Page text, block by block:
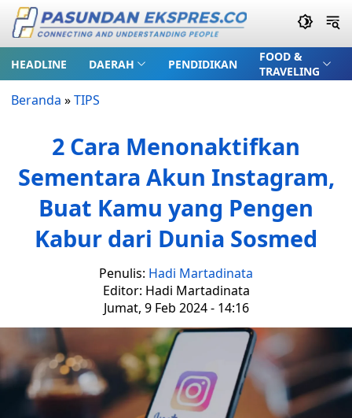
HEADLINE DAERAH PENDIDIKAN
FOOD &
TRAVELING
Beranda »TIPS
2 Cara Menonaktifkan
Sementara Akun Instagram,
Buat Kamu yang Pengen
Kabur dari Dunia Sosmed
Penulis: Hadi Martadinata
Editor: Hadi Martadinata
Jumat, 9 Feb 2024 - 14:16